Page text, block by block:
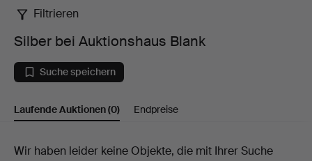
Silber
bei
Auktionshaus
Blank
Filtrieren
Silber bei Auktionshaus Blank
Suche speichern
Laufende Auktionen(0) Endpreise
Laufende
Wir haben leider keine Objekte, die mit Ihrer Suche